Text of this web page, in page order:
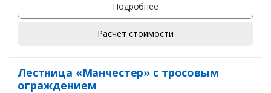
Подробнее
Расчет стоимости
Лестница «Манчестер» с тросовым
ограждением